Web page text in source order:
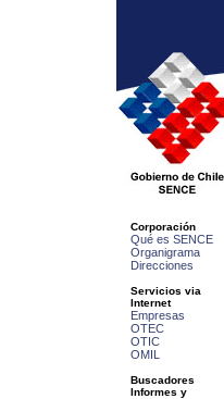
Corporación
Qué es SENCE
Organigrama
Direcciones
Servicios via
Internet
Empresas
OTEC
OTIC
OMIL
Buscadores
Informes y